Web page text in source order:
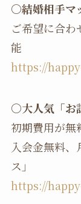
〇結婚相手マ
ご希望に合
能
https://
〇大人気「お
初期費用が無
入会金無料
ス」
https://